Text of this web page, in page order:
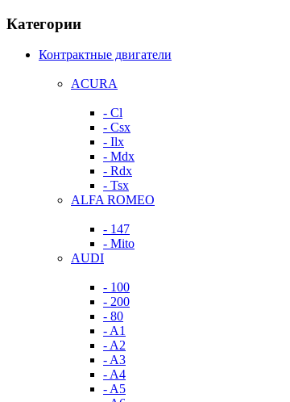
Категории
Контрактные двигатели
ACURA
- Cl
- Csx
- Ilx
- Mdx
- Rdx
- Tsx
ALFA ROMEO
- 147
- Mito
AUDI
- 100
- 200
- 80
- A1
- A2
- A3
- A4
- A5